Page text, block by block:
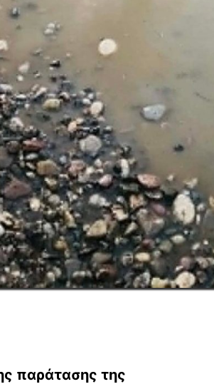
παράτασης της